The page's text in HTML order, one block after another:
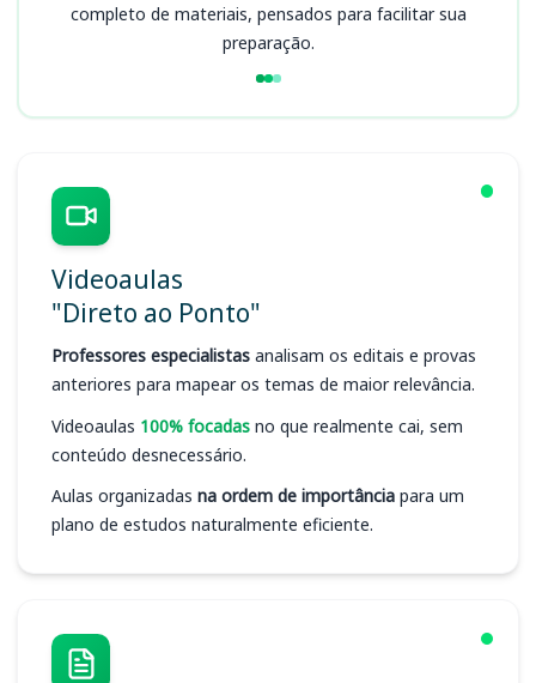
completo de materiais, pensados para facilitar sua
preparação.
Videoaulas
"Direto ao Ponto"
Professores especialistas analisam os editais e provas
anteriores para mapear os temas de maior relevância.
Videoaulas 100% focadas no que realmente cai, sem
conteúdo desnecessário.
Aulas organizadas na ordem de importância para um
plano de estudos naturalmente eficiente.